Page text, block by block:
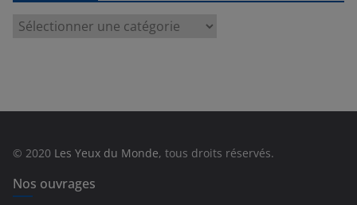
e
© 2020 Les Yeux du Monde, tous droits réservés.
Nos ouvrages